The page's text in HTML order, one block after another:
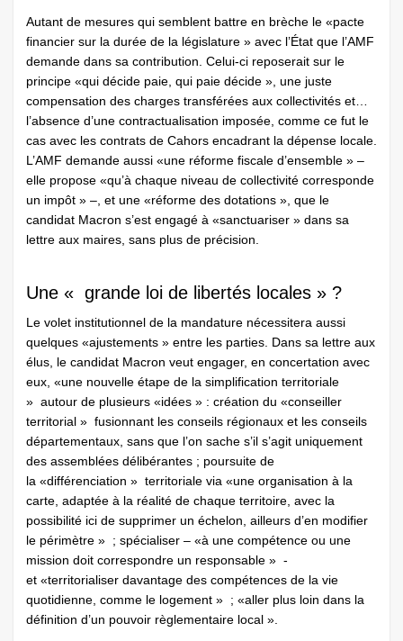
Autant de mesures qui semblent battre en brèche le «pacte
financier sur la durée de la législature » avec l’État que l’AMF
demande dans sa contribution. Celui-ci reposerait sur le
principe «qui décide paie, qui paie décide », une juste
compensation des charges transférées aux collectivités et…
l’absence d’une contractualisation imposée, comme ce fut le
cas avec les contrats de Cahors encadrant la dépense locale.
L’AMF demande aussi «une réforme fiscale d’ensemble » –
elle propose «qu’à chaque niveau de collectivité corresponde
un impôt » –, et une «réforme des dotations », que le
candidat Macron s’est engagé à «sanctuariser » dans sa
lettre aux maires, sans plus de précision.
Une « grande loi de libertés locales » ?
Le volet institutionnel de la mandature nécessitera aussi
quelques «ajustements » entre les parties. Dans sa lettre aux
élus, le candidat Macron veut engager, en concertation avec
eux, «une nouvelle étape de la simplification territoriale
» autour de plusieurs «idées » : création du «conseiller
territorial » fusionnant les conseils régionaux et les conseils
départementaux, sans que l’on sache s’il s’agit uniquement
des assemblées délibérantes ; poursuite de
la «différenciation » territoriale via «une organisation à la
carte, adaptée à la réalité de chaque territoire, avec la
possibilité ici de supprimer un échelon, ailleurs d’en modifier
le périmètre » ; spécialiser – «à une compétence ou une
mission doit correspondre un responsable » -
et «territorialiser davantage des compétences de la vie
quotidienne, comme le logement » ; «aller plus loin dans la
définition d’un pouvoir règlementaire local ».